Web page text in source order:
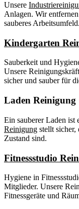
Unsere
Anlagen. Wir
sauberes Arbeitsumfeld.
Kindergarten
Sauberkeit und
Unsere
sicher und sauber für
Laden Reinigung
Ein sauberer Laden ist
Reinigung stellt sicher,
Zustand sind.
Fitnessstudio
Hygiene in
Mitglieder. Unsere
Fitnessgeräte und